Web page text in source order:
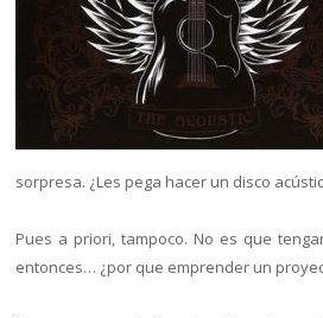
sorpresa. ¿Les pega hacer un disco
Pues a priori, tampoco. No es que
entonces… ¿por que emprender un